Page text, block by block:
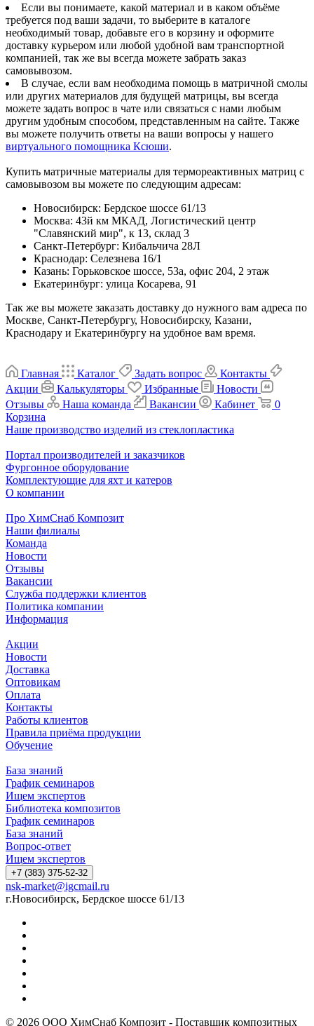
Если вы понимаете, какой материал и в каком объёме
требуется под ваши задачи, то выберите в каталоге
необходимый товар, добавьте его в корзину и оформите
доставку курьером или любой удобной вам транспортной
компанией, так же вы всегда можете забрать заказ
самовывозом.
В случае, если вам необходима помощь в матричной смолы
или других материалов для будущей матрицы, вы всегда
можете задать вопрос в чате или связаться с нами любым
другим удобным способом, представленным на сайте. Также
вы можете получить ответы на ваши вопросы у нашего
виртуального помощника Ксюши.
Купить матричные материалы для термореактивных матриц с
самовывозом вы можете по следующим адресам:
Новосибирск: Бердское шоссе 61/13
Москва: 43й км МКАД, Логистический центр
"Славянский мир", к 13, склад 3
Санкт-Петербург: Кибальчича 28Л
Краснодар: Селезнева 16/1
Казань: Горьковское шоссе, 53а, офис 204, 2 этаж
Екатеринбург: улица Косарева, 91
Так же вы можете заказать доставку до нужного вам адреса по
Москве, Санкт-Петербургу, Новосибирску, Казани,
Краснодару и Екатеринбургу на удобное вам время.
Главная Каталог Задать вопрос
Контакты
Акции
Калькуляторы Избранные
Новости
Отзывы
Наша команда Вакансии Кабинет
0
Корзина
Наше производство изделий из стеклопластика
Портал производителей и заказчиков
Фургонное оборудование
Комплектующие для яхт и катеров
О компании
Про ХимСнаб Композит
Наши филиалы
Команда
Новости
Отзывы
Вакансии
Служба поддержки клиентов
Политика компании
Информация
Акции
Новости
Доставка
Оптовикам
Оплата
Контакты
Работы клиентов
Правила приёма продукции
Обучение
База знаний
График семинаров
Ищем экспертов
Библиотека композитов
График семинаров
База знаний
Вопрос-ответ
Ищем экспертов
+7 (383) 375-52-32
nsk-market@igcmail.ru
г.Новосибирск, Бердское шоссе 61/13
© 2026 ООО ХимСнаб Композит - Поставщик композитных